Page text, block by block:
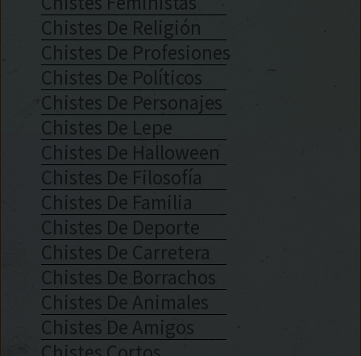
Chistes De Religión
Chistes De Profesiones
Chistes De Políticos
Chistes De Personajes
Chistes De Lepe
Chistes De Halloween
Chistes De Filosofía
Chistes De Familia
Chistes De Deporte
Chistes De Carretera
Chistes De Borrachos
Chistes De Animales
Chistes De Amigos